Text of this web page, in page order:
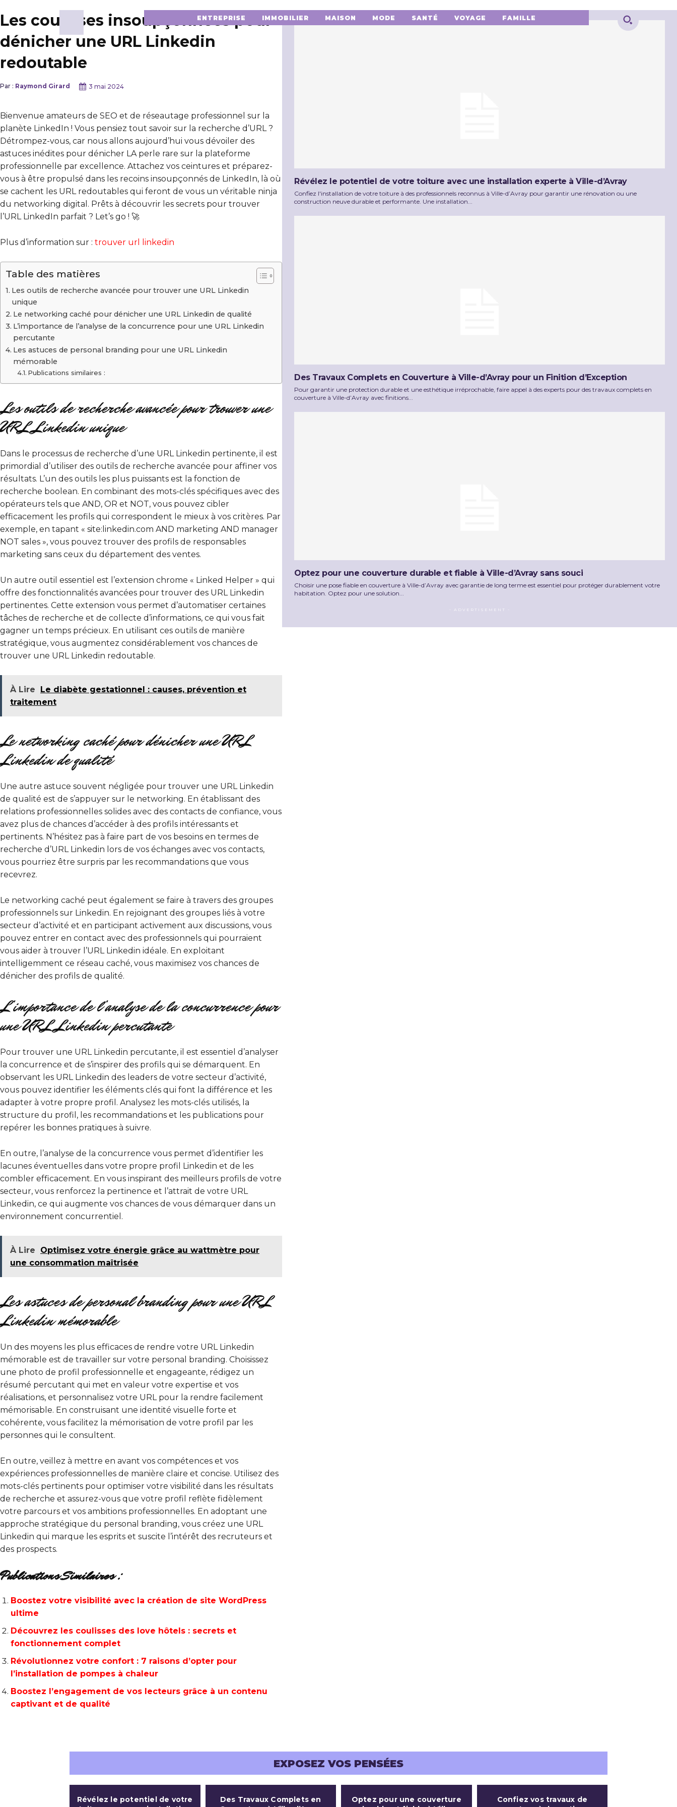
ENTREPRISE IMMOBILIER MAISON MODE SANTÉ VOYAGE FAMILLE
Les coulisses insoupçonnées pour
dénicher une URL Linkedin
redoutable
Par : Raymond Girard 3 mai 2024
Bienvenue amateurs de SEO et de réseautage professionnel sur la
planète LinkedIn ! Vous pensiez tout savoir sur la recherche d’URL ?
Détrompez-vous, car nous allons aujourd’hui vous dévoiler des
astuces inédites pour dénicher LA perle rare sur la plateforme
professionnelle par excellence. Attachez vos ceintures et préparez-
vous à être propulsé dans les recoins insoupçonnés de LinkedIn, là où
se cachent les URL redoutables qui feront de vous un véritable ninja
du networking digital. Prêts à découvrir les secrets pour trouver
l’URL LinkedIn parfait ? Let’s go ! 🚀
Plus d’information sur : trouver url linkedin
Table des matières
Les outils de recherche avancée pour trouver une URL Linkedin
unique
Le networking caché pour dénicher une URL Linkedin de qualité
L’importance de l’analyse de la concurrence pour une URL Linkedin
percutante
Les astuces de personal branding pour une URL Linkedin
mémorable
Publications similaires :
Les outils de recherche avancée pour trouver une
URL Linkedin unique
Dans le processus de recherche d’une URL Linkedin pertinente, il est
primordial d’utiliser des outils de recherche avancée pour affiner vos
résultats. L’un des outils les plus puissants est la fonction de
recherche boolean. En combinant des mots-clés spécifiques avec des
opérateurs tels que AND, OR et NOT, vous pouvez cibler
efficacement les profils qui correspondent le mieux à vos critères. Par
exemple, en tapant « site:linkedin.com AND marketing AND manager
NOT sales », vous pouvez trouver des profils de responsables
marketing sans ceux du département des ventes.
Un autre outil essentiel est l’extension chrome « Linked Helper » qui
offre des fonctionnalités avancées pour trouver des URL Linkedin
pertinentes. Cette extension vous permet d’automatiser certaines
tâches de recherche et de collecte d’informations, ce qui vous fait
gagner un temps précieux. En utilisant ces outils de manière
stratégique, vous augmentez considérablement vos chances de
trouver une URL Linkedin redoutable.
À Lire
Le diabète gestationnel : causes, prévention et
traitement
Le networking caché pour dénicher une URL
Linkedin de qualité
Une autre astuce souvent négligée pour trouver une URL Linkedin
de qualité est de s’appuyer sur le networking. En établissant des
relations professionnelles solides avec des contacts de confiance, vous
avez plus de chances d’accéder à des profils intéressants et
pertinents. N’hésitez pas à faire part de vos besoins en termes de
recherche d’URL Linkedin lors de vos échanges avec vos contacts,
vous pourriez être surpris par les recommandations que vous
recevrez.
Le networking caché peut également se faire à travers des groupes
professionnels sur Linkedin. En rejoignant des groupes liés à votre
secteur d’activité et en participant activement aux discussions, vous
pouvez entrer en contact avec des professionnels qui pourraient
vous aider à trouver l’URL Linkedin idéale. En exploitant
intelligemment ce réseau caché, vous maximisez vos chances de
dénicher des profils de qualité.
L’importance de l’analyse de la concurrence pour
une URL Linkedin percutante
Pour trouver une URL Linkedin percutante, il est essentiel d’analyser
la concurrence et de s’inspirer des profils qui se démarquent. En
observant les URL Linkedin des leaders de votre secteur d’activité,
vous pouvez identifier les éléments clés qui font la différence et les
adapter à votre propre profil. Analysez les mots-clés utilisés, la
structure du profil, les recommandations et les publications pour
repérer les bonnes pratiques à suivre.
En outre, l’analyse de la concurrence vous permet d’identifier les
lacunes éventuelles dans votre propre profil Linkedin et de les
combler efficacement. En vous inspirant des meilleurs profils de votre
secteur, vous renforcez la pertinence et l’attrait de votre URL
Linkedin, ce qui augmente vos chances de vous démarquer dans un
environnement concurrentiel.
À Lire
Optimisez votre énergie grâce au wattmètre pour
une consommation maîtrisée
Les astuces de personal branding pour une URL
Linkedin mémorable
Un des moyens les plus efficaces de rendre votre URL Linkedin
mémorable est de travailler sur votre personal branding. Choisissez
une photo de profil professionnelle et engageante, rédigez un
résumé percutant qui met en valeur votre expertise et vos
réalisations, et personnalisez votre URL pour la rendre facilement
mémorisable. En construisant une identité visuelle forte et
cohérente, vous facilitez la mémorisation de votre profil par les
personnes qui le consultent.
En outre, veillez à mettre en avant vos compétences et vos
expériences professionnelles de manière claire et concise. Utilisez des
mots-clés pertinents pour optimiser votre visibilité dans les résultats
de recherche et assurez-vous que votre profil reflète fidèlement
votre parcours et vos ambitions professionnelles. En adoptant une
approche stratégique du personal branding, vous créez une URL
Linkedin qui marque les esprits et suscite l’intérêt des recruteurs et
des prospects.
Publications Similaires :
Boostez votre visibilité avec la création de site WordPress
ultime
Découvrez les coulisses des love hôtels : secrets et
fonctionnement complet
Révolutionnez votre confort : 7 raisons d’opter pour
l’installation de pompes à chaleur
Boostez l’engagement de vos lecteurs grâce à un contenu
captivant et de qualité
Révélez le potentiel de votre toiture avec une installation experte à Ville-d’Avray
Confiez l'installation de votre toiture à des professionnels reconnus à Ville-d’Avray pour garantir une rénovation ou une
construction neuve durable et performante. Une installation...
Des Travaux Complets en Couverture à Ville-d’Avray pour un Finition d’Exception
Pour garantir une protection durable et une esthétique irréprochable, faire appel à des experts pour des travaux complets en
couverture à Ville-d’Avray avec finitions...
Optez pour une couverture durable et fiable à Ville-d’Avray sans souci
Choisir une pose fiable en couverture à Ville-d’Avray avec garantie de long terme est essentiel pour protéger durablement votre
habitation. Optez pour une solution...
- ADVERTISEMENT -
EXPOSEZ VOS PENSÉES
Révélez le potentiel de votre
Des Travaux Complets en
Optez pour une couverture
Confiez vos travaux de